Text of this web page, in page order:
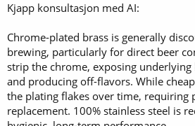
Kjapp konsultasjon med AI:
Chrome-plated brass is generally
brewing, particularly for direct beer
strip the chrome, exposing underlying
and producing off-flavors. While
the plating flakes over time, requiring
replacement. 100% stainless steel is